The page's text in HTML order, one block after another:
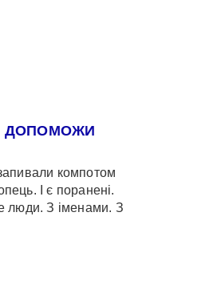
ДОПОМОЖИ
компотом
І є поранені.
люди. З іменами. З